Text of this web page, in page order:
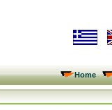
Home